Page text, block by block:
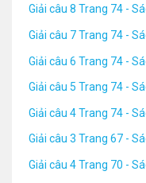
Giải câu 8 Trang 74 -
Giải câu 7 Trang 74 -
Giải câu 6 Trang 74 -
Giải câu 5 Trang 74 -
Giải câu 4 Trang 74 -
Giải câu 3 Trang 67 -
Giải câu 4 Trang 70 -